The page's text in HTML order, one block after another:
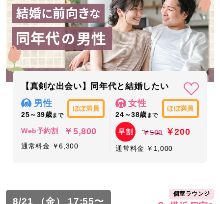
【真剣な出会い】同年代と結婚したい
男性
25～39歳まで
ほぼ満員
Web予約割 ￥5,800
通常料金 ￥6,300
女性
24～38歳 まで
ほぼ満員
早割 ￥500 ￥200
通常料金 ￥1,000
8/21 （金） 17:55〜
個室ラウンジ